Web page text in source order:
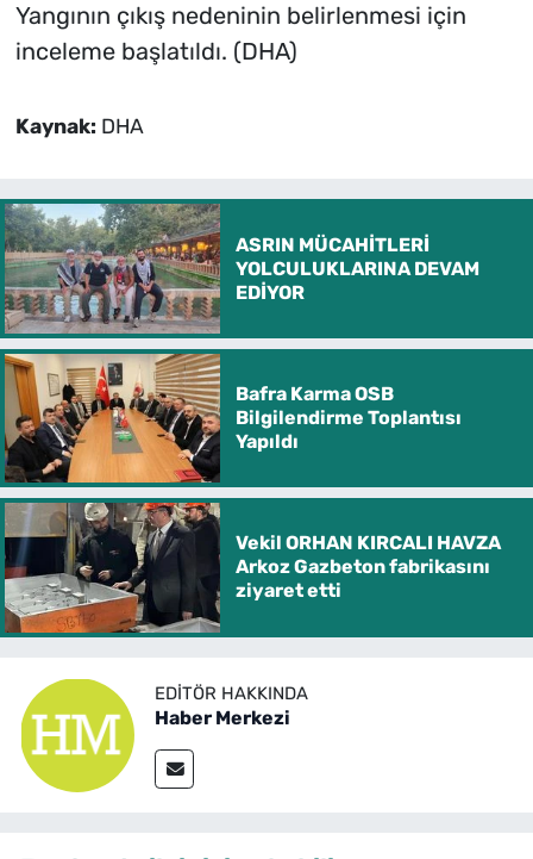
Yangının çıkış nedeninin belirlenmesi için
inceleme başlatıldı. (DHA)
Kaynak: DHA
ASRIN MÜCAHİTLERİ
YOLCULUKLARINA DEVAM
EDİYOR
Bafra Karma OSB
Bilgilendirme Toplantısı
Yapıldı
Vekil ORHAN KIRCALI HAVZA
Arkoz Gazbeton fabrikasını
ziyaret etti
EDITÖR HAKKINDA
Haber Merkezi